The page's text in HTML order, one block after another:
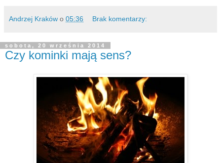
Andrzej Kraków o 05:36 Brak komentarzy:
sobota, 20 września 2014
Czy kominki mają sens?